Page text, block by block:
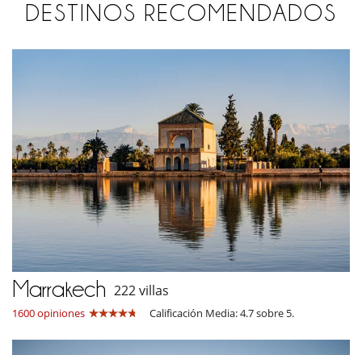
DESTINOS RECOMENDADOS
Marrakech 222 villas
1600 opiniones Calificación Media: 4.7 sobre 5.